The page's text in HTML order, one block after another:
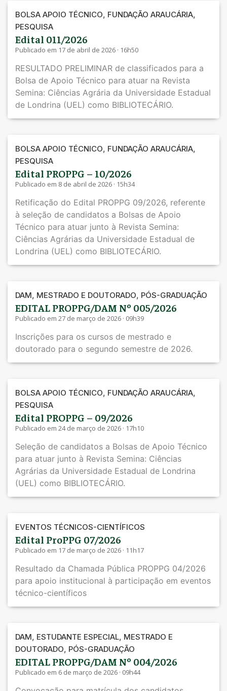
BOLSA APOIO TÉCNICO, FUNDAÇÃO ARAUCÁRIA,
PESQUISA
Edital 011/2026
Publicado em 17 de abril de 2026 · 16h50
RESULTADO PRELIMINAR de classificados para a
Bolsa de Apoio Técnico para atuar na Revista
Semina: Ciências Agrária da Universidade Estadual
de Londrina (UEL) como BIBLIOTECÁRIO.
BOLSA APOIO TÉCNICO, FUNDAÇÃO ARAUCÁRIA,
PESQUISA
Edital PROPPG – 10/2026
Publicado em 8 de abril de 2026 · 15h34
Retificação do Edital PROPPG 09/2026, referente
à seleção de candidatos a Bolsas de Apoio
Técnico para atuar junto à Revista Semina:
Ciências Agrárias da Universidade Estadual de
Londrina (UEL) como BIBLIOTECÁRIO.
DAM, MESTRADO E DOUTORADO, PÓS-GRADUAÇÃO
EDITAL PROPPG/DAM Nº 005/2026
Publicado em 27 de março de 2026 · 09h39
Inscrições para os cursos de mestrado e
doutorado para o segundo semestre de 2026.
BOLSA APOIO TÉCNICO, FUNDAÇÃO ARAUCÁRIA,
PESQUISA
Edital PROPPG – 09/2026
Publicado em 24 de março de 2026 · 17h10
Seleção de candidatos a Bolsas de Apoio Técnico
para atuar junto à Revista Semina: Ciências
Agrárias da Universidade Estadual de Londrina
(UEL) como BIBLIOTECÁRIO.
EVENTOS TÉCNICOS-CIENTÍFICOS
Edital ProPPG 07/2026
Publicado em 17 de março de 2026 · 11h17
Resultado da Chamada Pública PROPPG 04/2026
para apoio institucional à participação em eventos
técnico-científicos
DAM, ESTUDANTE ESPECIAL, MESTRADO E
DOUTORADO, PÓS-GRADUAÇÃO
EDITAL PROPPG/DAM Nº 004/2026
Publicado em 6 de março de 2026 · 09h44